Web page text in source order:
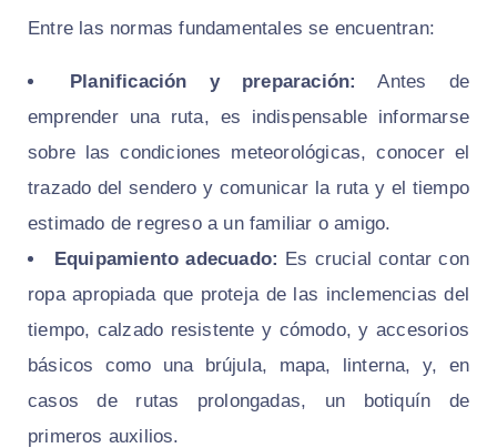
Entre las normas fundamentales se encuentran:
Planificación y preparación:
Antes de
emprender una ruta, es indispensable informarse
sobre las condiciones meteorológicas, conocer el
trazado del sendero y comunicar la ruta y el tiempo
estimado de regreso a un familiar o amigo.
Equipamiento adecuado: Es crucial contar con
ropa apropiada que proteja de las inclemencias del
tiempo, calzado resistente y cómodo, y accesorios
básicos como una brújula, mapa, linterna, y, en
casos de rutas prolongadas, un botiquín de
primeros auxilios.